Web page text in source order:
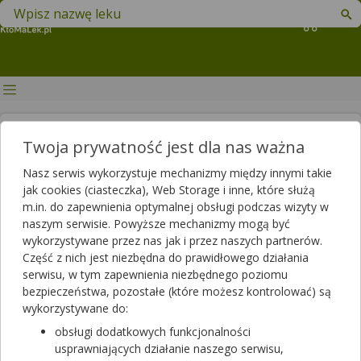
Koszyk
Znajdź lek w swojej okolicy
Nowa lista leków
refundowanych od 1 stycznia
2026 r. Sprawdź, co warto
wiedzieć!
Publikacja: 2025-12-29 17:08 Aktualizacja: 2026-01-14 15:22
1 stycznia 2026 r. weszła w życie znowelizowana lista
Autor
Artykuł rekomendowany przez:
magister farmacji Bartłomiej Łuczyński
Twoja prywatność jest dla nas ważna
Nasz serwis wykorzystuje mechanizmy między innymi takie
jak cookies (ciasteczka), Web Storage i inne, które służą
m.in. do zapewnienia optymalnej obsługi podczas wizyty w
naszym serwisie. Powyższe mechanizmy mogą być
wykorzystywane przez nas jak i przez naszych partnerów.
Część z nich jest niezbędna do prawidłowego działania
serwisu, w tym zapewnienia niezbędnego poziomu
bezpieczeństwa, pozostałe (które możesz kontrolować) są
wykorzystywane do:
obsługi dodatkowych funkcjonalności
usprawniających działanie naszego serwisu,